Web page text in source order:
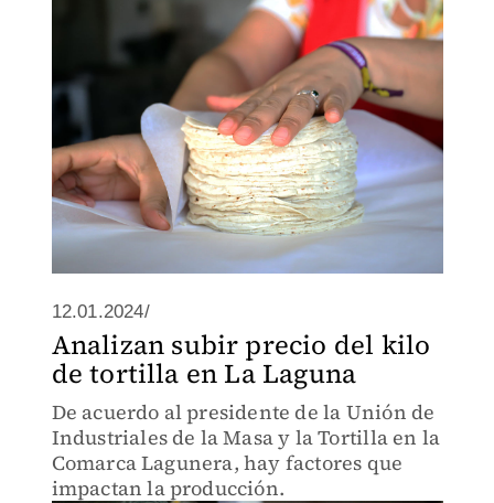
12.01.2024/
Analizan subir precio del kilo
de tortilla en La Laguna
De acuerdo al presidente de la Unión de
Industriales de la Masa y la Tortilla en la
Comarca Lagunera, hay factores que
impactan la producción.